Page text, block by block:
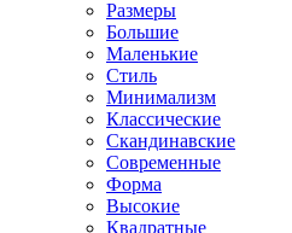
Размеры
Большие
Маленькие
Стиль
Минимализм
Классические
Скандинавские
Современные
Форма
Высокие
Квадратные